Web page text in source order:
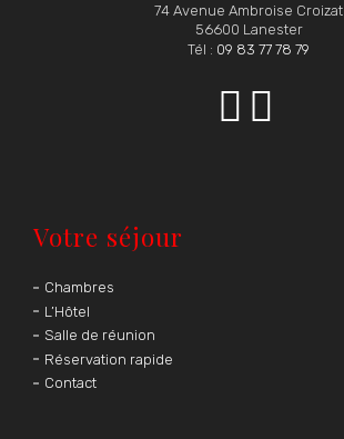
74 Avenue Ambroise Croizat
56600 Lanester
Tél : 09 83 77 78 79
 
Votre séjour
Chambres
L’Hôtel
Salle de réunion
Réservation rapide
Contact